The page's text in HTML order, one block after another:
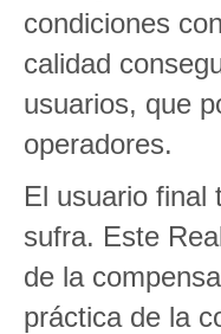
condiciones
calidad
usuarios, que
operadores.
El usuario final
sufra. Este
de la
práctica de la